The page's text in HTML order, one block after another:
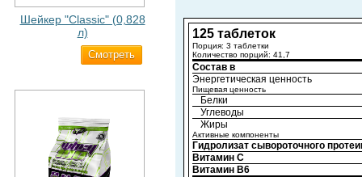
Шейкер "Classic" (0,828
л)
Cмотреть
125 таблеток
Порция: 3 таблетки
Количество порций: 41,7
Состав в
Энергетическая ценность
Пищевая ценность
Белки
Углеводы
Жиры
Активные компоненты
Гидролизат сывороточного
Витамин C
Витамин B6